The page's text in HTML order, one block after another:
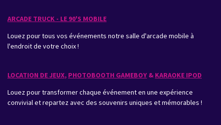
ARCADE TRUCK - LE 90'S MOBILE
Louez pour tous vos événements notre salle d'arcade mobile à
l'endroit de votre choix !
LOCATION DE JEUX, PHOTOBOOTH GAMEBOY & KARAOKE IPOD
Louez pour transformer chaque événement en une expérience
convivial et repartez avec des souvenirs uniques et mémorables !